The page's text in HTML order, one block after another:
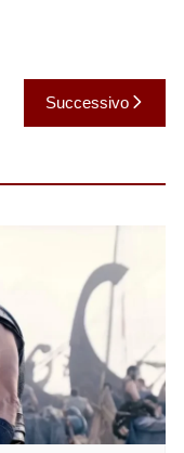
Successivo